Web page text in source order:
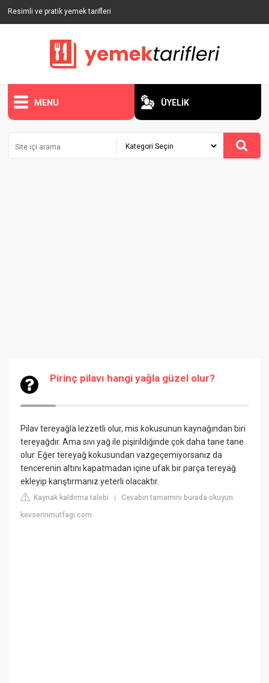
Resimli ve pratik yemek tarifleri
MENU ÜYELİK
Pirinç pilavı hangi yağla güzel olur?
Pilav tereyağla lezzetli olur, mis kokusunun kaynağından biri
tereyağdır. Ama sıvı yağ ile pişirildiğinde çok daha tane tane
olur. Eğer tereyağ kokusundan vazgeçemiyorsanız da
tencerenin altını kapatmadan içine ufak bir parça tereyağ
ekleyip karıştırmanız yeterli olacaktır.
Kaynak kaldırma talebi |Cevabın tamamını burada okuyun:
kevserinmutfagi.com